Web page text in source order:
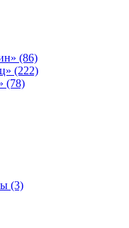
(86)
(222)
(78)
(3)